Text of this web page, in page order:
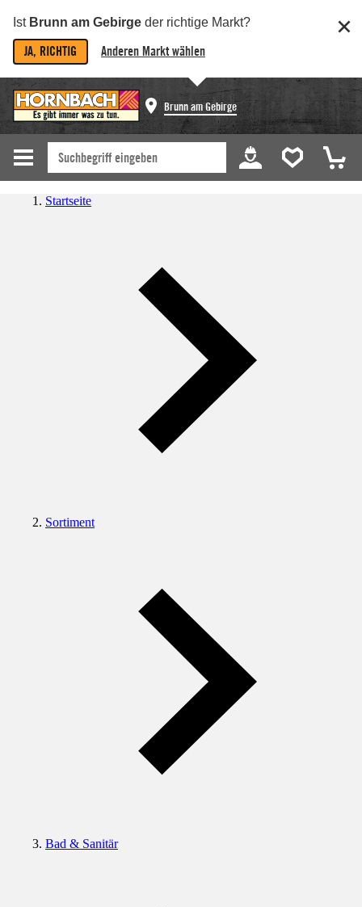
Ist Brunn am Gebirge der richtige Markt?
JA, RICHTIG Anderen Markt wählen
Brunn am Gebirge
Startseite
Sortiment
Bad & Sanitär